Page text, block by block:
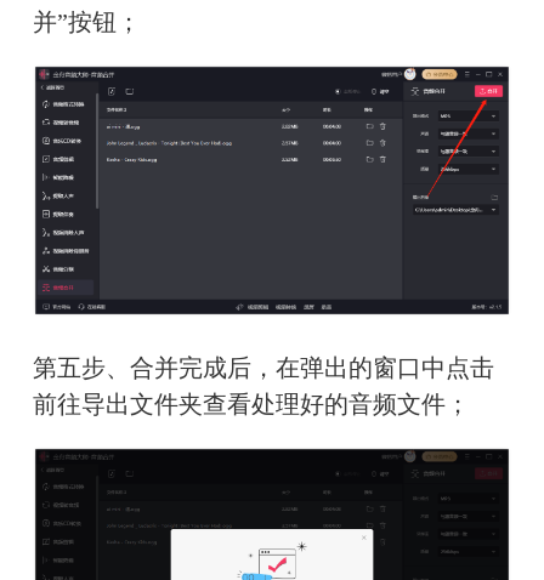
并”按钮；
第五步、合并完成后，在弹出的窗口中点击
前往导出文件夹查看处理好的音频文件；